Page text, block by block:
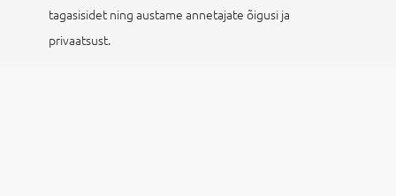
tagasisidet ning austame annetajate õigusi ja
privaatsust.